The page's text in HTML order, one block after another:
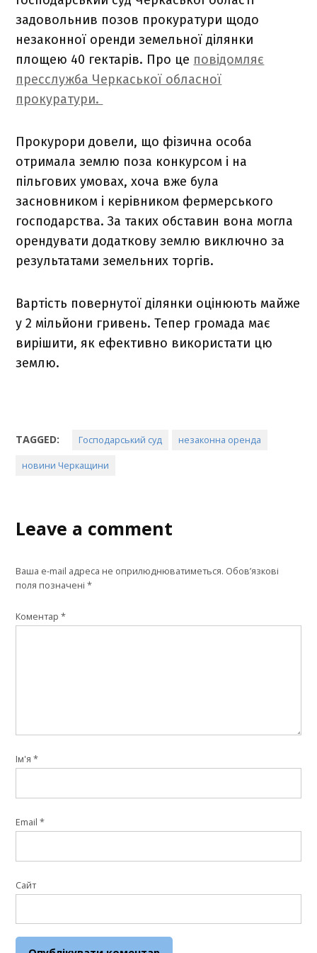
задовольнив позов прокуратури щодо
незаконної оренди земельної ділянки
площею 40 гектарів. Про це повідомляє
пресслужба Черкаської обласної
прокуратури.
Прокурори довели, що фізична особа
отримала землю поза конкурсом і на
пільгових умовах, хоча вже була
засновником і керівником фермерського
господарства. За таких обставин вона могла
орендувати додаткову землю виключно за
результатами земельних торгів.
Вартість повернутої ділянки оцінюють майже
у 2 мільйони гривень. Тепер громада має
вирішити, як ефективно використати цю
землю.
TAGGED: Господарський суд незаконна оренда
новини Черкащини
Leave a comment
Ваша e-mail адреса не оприлюднюватиметься. Обов’язкові
поля позначені*
Коментар*
Ім'я*
Email*
Сайт